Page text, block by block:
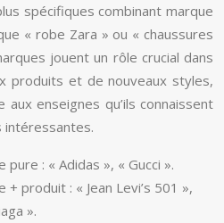
spécifiques combinant marque
« robe Zara » ou « chaussures
jouent un rôle crucial dans
produits et de nouveaux styles,
enseignes qu’ils connaissent
intéressantes.
: « Adidas », « Gucci ».
produit : « Jean Levi’s 501 »,
».